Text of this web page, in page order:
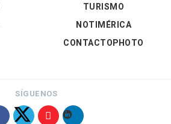
TURISMO
NOTIMÉRICA
CONTACTOPHOTO
SÍGUENOS